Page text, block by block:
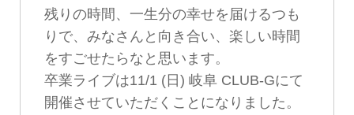
残りの時間、一生分の幸せを届けるつも
りで、みなさんと向き合い、楽しい時間
をすごせたらなと思います。
卒業ライブは11/1 (日) 岐阜 CLUB-Gにて
開催させていただくことになりました。